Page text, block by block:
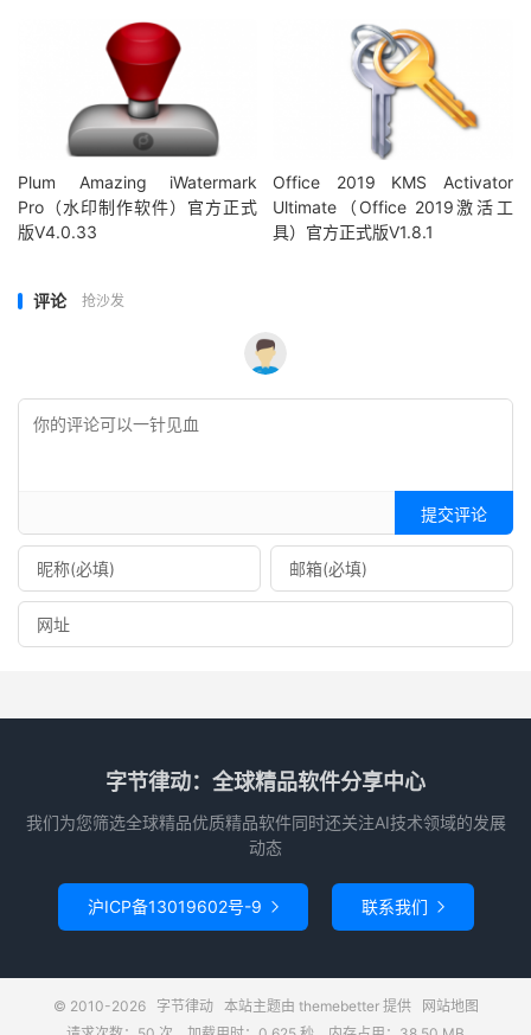
Plum Amazing iWatermark
Pro（水印制作软件）官方正式
版V4.0.33
Office 2019 KMS Activator
Ultimate（Office 2019激活工
具）官方正式版V1.8.1
评论 抢沙发
提交评论
字节律动：全球精品软件分享中心
我们为您筛选全球精品优质精品软件同时还关注AI技术领域的发展
动态
沪ICP备13019602号-9  联系我们 
© 2010-2026 字节律动本站主题由 themebetter提供
网站地图